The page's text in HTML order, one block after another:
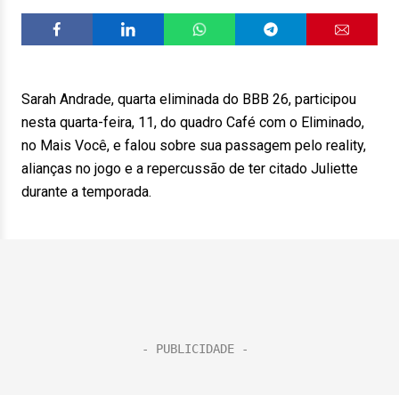
Sarah Andrade, quarta eliminada do BBB 26, participou
nesta quarta-feira, 11, do quadro Café com o Eliminado,
no Mais Você, e falou sobre sua passagem pelo reality,
alianças no jogo e a repercussão de ter citado Juliette
durante a temporada.